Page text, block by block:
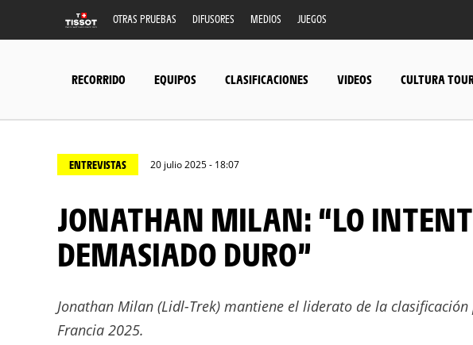
OTRAS PRUEBAS DIFUSORES MEDIOS JUEGOS
RECORRIDO EQUIPOS CLASIFICACIONES VIDEOS CULTURA
ENTREVISTAS 20 julio 2025 - 18:07
JONATHAN MILAN: “LO INTENTÉ, PERO SE ME HIZO
DEMASIADO DURO”
Jonathan Milan (Lidl-Trek) mantiene el liderato de la
Francia 2025.